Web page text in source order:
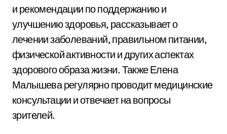
и рекомендации по поддержанию и
улучшению здоровья, рассказывает о
лечении заболеваний, правильном питании,
физической активности и других аспектах
здорового образа жизни. Также Елена
Малышева регулярно проводит медицинские
консультации и отвечает на вопросы
зрителей.